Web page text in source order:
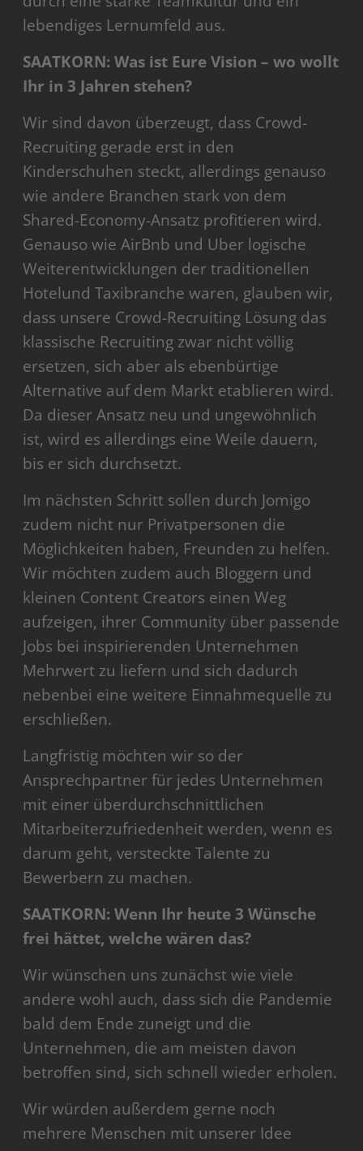
lebendiges Lernumfeld aus.
SAATKORN: Was ist Eure Vision – wo wollt
Ihr in 3 Jahren stehen?
Wir sind davon überzeugt, dass Crowd-
Recruiting gerade erst in den
Kinderschuhen steckt, allerdings genauso
wie andere Branchen stark von dem
Shared-Economy-Ansatz profitieren wird.
Genauso wie AirBnb und Uber logische
Weiterentwicklungen der traditionellen
Hotelund Taxibranche waren, glauben wir,
dass unsere Crowd-Recruiting Lösung das
klassische Recruiting zwar nicht völlig
ersetzen, sich aber als ebenbürtige
Alternative auf dem Markt etablieren wird.
Da dieser Ansatz neu und ungewöhnlich
ist, wird es allerdings eine Weile dauern,
bis er sich durchsetzt.
Im nächsten Schritt sollen durch Jomigo
zudem nicht nur Privatpersonen die
Möglichkeiten haben, Freunden zu helfen.
Wir möchten zudem auch Bloggern und
kleinen Content Creators einen Weg
aufzeigen, ihrer Community über passende
Jobs bei inspirierenden Unternehmen
Mehrwert zu liefern und sich dadurch
nebenbei eine weitere Einnahmequelle zu
erschließen.
Langfristig möchten wir so der
Ansprechpartner für jedes Unternehmen
mit einer überdurchschnittlichen
Mitarbeiterzufriedenheit werden, wenn es
darum geht, versteckte Talente zu
Bewerbern zu machen.
SAATKORN: Wenn Ihr heute 3 Wünsche
frei hättet, welche wären das?
Wir wünschen uns zunächst wie viele
andere wohl auch, dass sich die Pandemie
bald dem Ende zuneigt und die
Unternehmen, die am meisten davon
betroffen sind, sich schnell wieder erholen.
Wir würden außerdem gerne noch
mehrere Menschen mit unserer Idee